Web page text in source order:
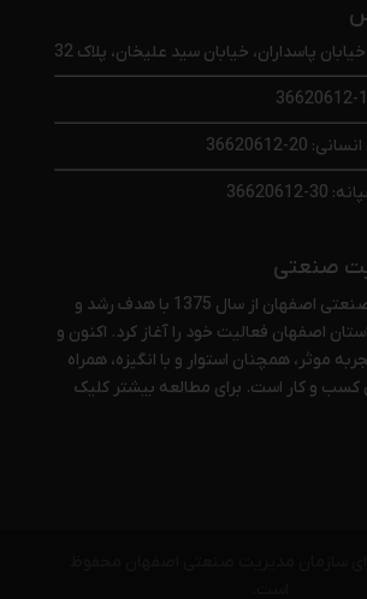
پاسداران، خیابان سید علیخان، پلاک 32
36620612
صنعتی
سازمان مدیریت صنعتی اصفهان از سال 1375 با هدف رشد و
اصفهان فعالیت خود را آغاز کرد. اکنون و
موثر، همچنان استوار و با انگیزه، همراه
کسب و کار است. برای مطالعه بیشتر کلیک